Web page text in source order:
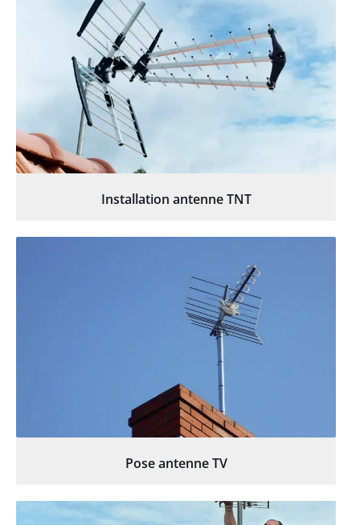
Installation antenne TNT
Pose antenne TV